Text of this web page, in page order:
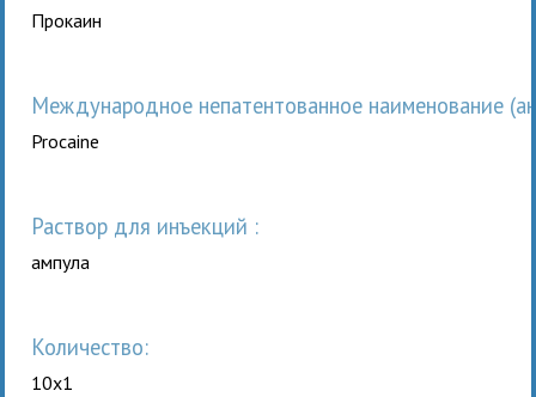
Прокаин
Международное непатентованное наименование
Procaine
раствор для инъекций :
ампула
Количество:
10x1